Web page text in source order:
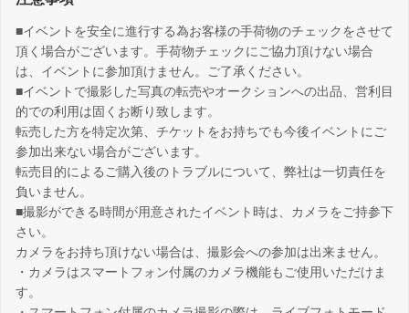
■イベントを安全に進行する為お客様の手荷物のチェックをさせて
頂く場合がございます。手荷物チェックにご協力頂けない場合
は、イベントに参加頂けません。ご了承ください。
■イベントで撮影した写真の転売やオークションへの出品、営利目
的での利用は固くお断り致します。
転売した方を特定次第、チケットをお持ちでも今後イベントにご
参加出来ない場合がございます。
転売目的によるご購入後のトラブルについて、弊社は一切責任を
負いません。
■撮影ができる時間が用意されたイベント時は、カメラをご持参下
さい。
カメラをお持ち頂けない場合は、撮影会への参加は出来ません。
・カメラはスマートフォン付属のカメラ機能もご使用いただけま
す。